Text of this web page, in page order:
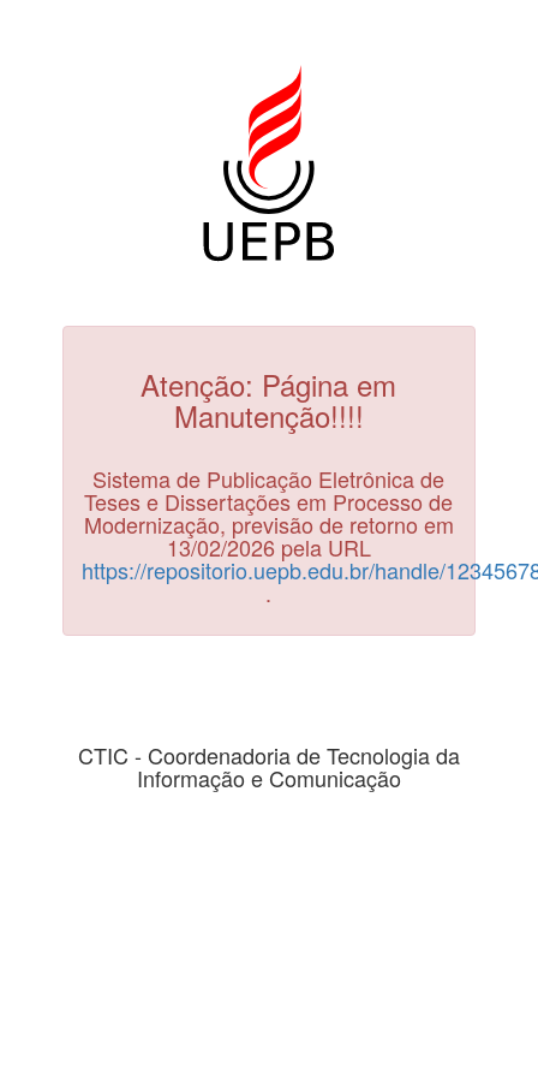
Atenção: Página em
Manutenção!!!!
Sistema de Publicação Eletrônica de
Teses e Dissertações em Processo de
Modernização, previsão de retorno em
13/02/2026 pela URL
https://repositorio.uepb.edu.br/handle/
.
CTIC - Coordenadoria de Tecnologia da
Informação e Comunicação